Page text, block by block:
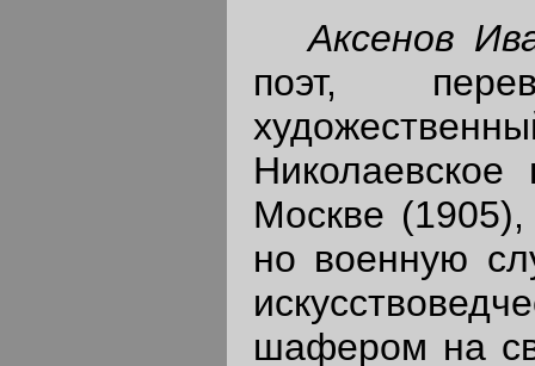
Аксенов
поэт,
Москве
но военную
шафером на